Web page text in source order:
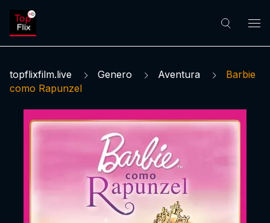
topflixfilm.live Genero Aventura
Barbie
como Rapunzel